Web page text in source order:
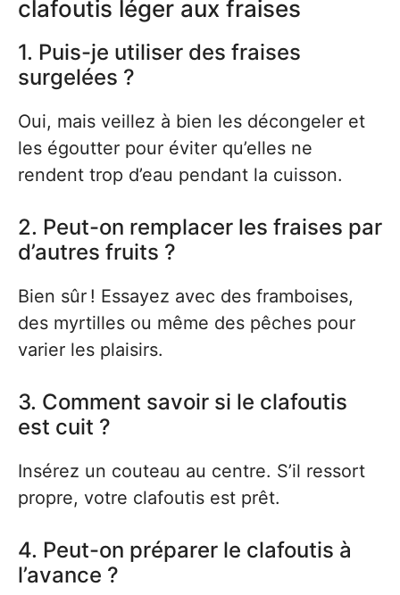
clafoutis léger aux fraises
1. Puis-je utiliser des fraises
surgelées ?
Oui, mais veillez à bien les décongeler et
les égoutter pour éviter qu’elles ne
rendent trop d’eau pendant la cuisson.
2. Peut-on remplacer les fraises par
d’autres fruits ?
Bien sûr ! Essayez avec des framboises,
des myrtilles ou même des pêches pour
varier les plaisirs.
3. Comment savoir si le clafoutis
est cuit ?
Insérez un couteau au centre. S’il ressort
propre, votre clafoutis est prêt.
4. Peut-on préparer le clafoutis à
l’avance ?